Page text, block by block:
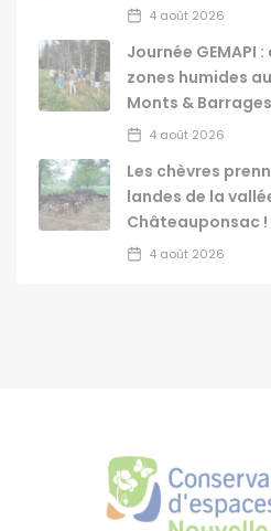
4 août 2026
Journée GEMAPI
zones humides
Monts &
4 août 2026
Les chèvres
landes de la
Châteauponsac !
4 août 2026